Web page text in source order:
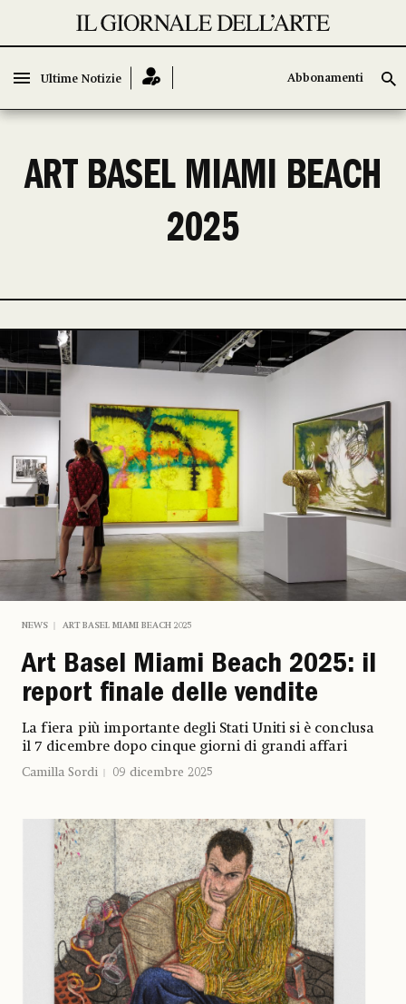
Ultime Notizie Abbonamenti
Ultime Notizie Abbonamenti
ART BASEL MIAMI BEACH
2025
NEWS ART BASEL MIAMI BEACH 2025
Art Basel Miami Beach 2025: il
report finale delle vendite
La fiera più importante degli Stati Uniti si è conclusa
il 7 dicembre dopo cinque giorni di grandi affari
Camilla Sordi 09 dicembre 2025